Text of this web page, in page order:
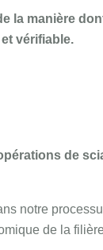
la manière
vérifiable.
de
notre
de la